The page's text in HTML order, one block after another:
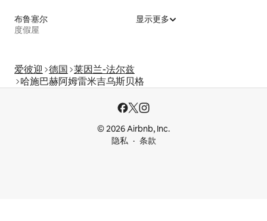
布鲁塞尔
度假屋
显示更多
爱彼迎 德国 莱因兰-法尔兹
哈施巴赫阿姆雷米吉乌斯贝格
© 2026 Airbnb, Inc.
隐私
条款